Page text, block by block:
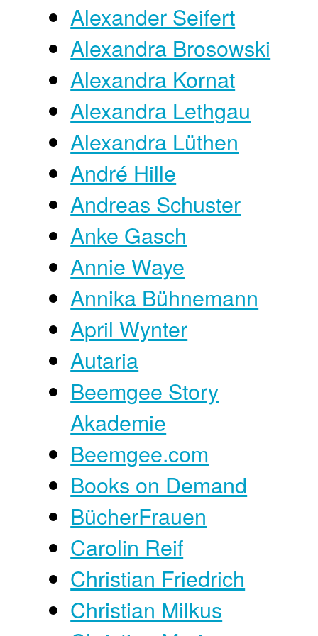
Alexander Seifert
Alexandra Brosowski
Alexandra Kornat
Alexandra Lethgau
Alexandra Lüthen
André Hille
Andreas Schuster
Anke Gasch
Annie Waye
Annika Bühnemann
April Wynter
Autaria
Beemgee Story
Akademie
Beemgee.com
Books on Demand
BücherFrauen
Carolin Reif
Christian Friedrich
Christian Milkus